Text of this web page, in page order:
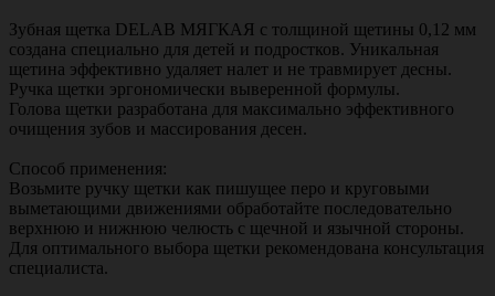
Зубная щетка DELAB МЯГКАЯ с толщиной щетины 0,12 мм
создана специально для детей и подростков. Уникальная
щетина эффективно удаляет налет и не травмирует десны.
Ручка щетки эргономически выверенной формулы.
Голова щетки разработана для максимально эффективного
очищения зубов и массирования десен.
Способ применения:
Возьмите ручку щетки как пишущее перо и круговыми
выметающими движениями обработайте последовательно
верхнюю и нижнюю челюсть с щечной и язычной стороны.
Для оптимального выбора щетки рекомендована консультация
специалиста.